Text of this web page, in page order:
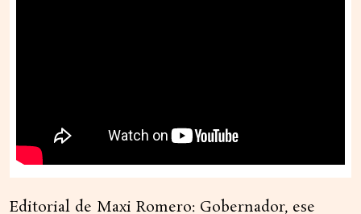
Editorial de Maxi Romero: Gobernador, ese